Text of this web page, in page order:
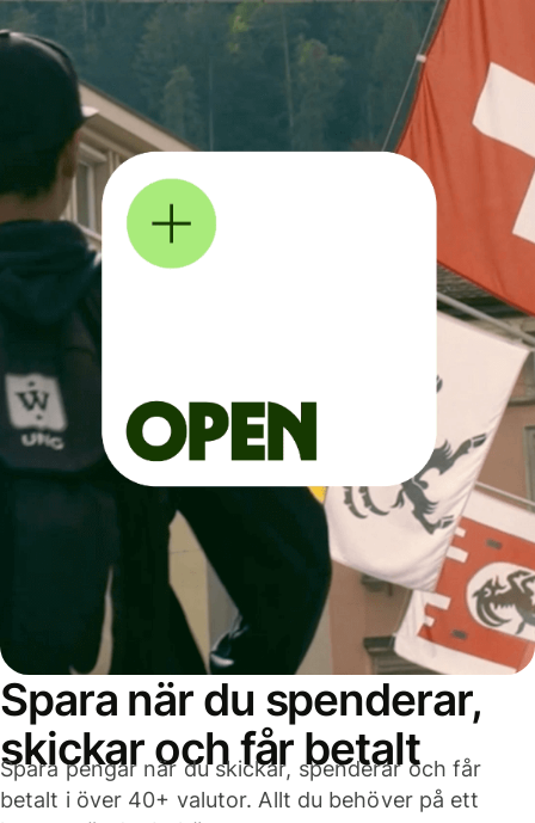
Spara när du spenderar,
skickar och får betalt
Spara pengar när du skickar, spenderar och får
betalt i över 40+ valutor. Allt du behöver på ett